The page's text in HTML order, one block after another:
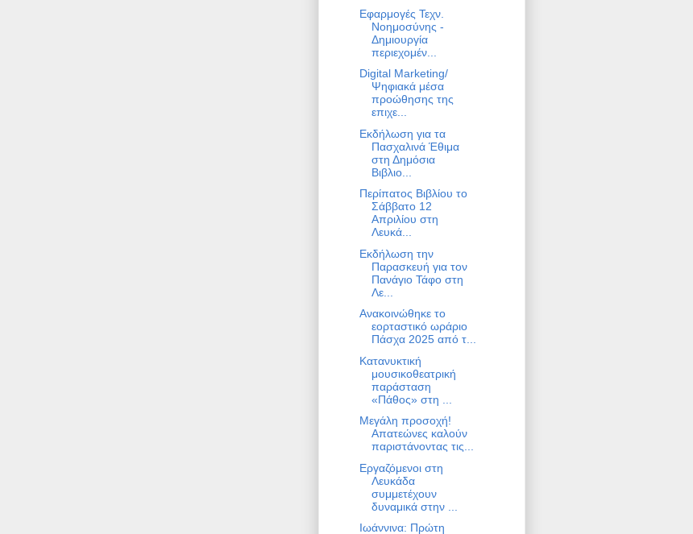
Εφαρμογές Τεχν.
Νοημοσύνης -
Δημιουργία
περιεχομέν...
Digital Marketing/
Ψηφιακά μέσα
προώθησης της
επιχε...
Εκδήλωση για τα
Πασχαλινά Έθιμα
στη Δημόσια
Βιβλιο...
Περίπατος Βιβλίου το
Σάββατο 12
Απριλίου στη
Λευκά...
Εκδήλωση την
Παρασκευή για τον
Πανάγιο Τάφο στη
Λε...
Ανακοινώθηκε το
εορταστικό ωράριο
Πάσχα 2025 από τ...
Κατανυκτική
μουσικοθεατρική
παράσταση
«Πάθος» στη ...
Μεγάλη προσοχή!
Απατεώνες καλούν
παριστάνοντας τις...
Εργαζόμενοι στη
Λευκάδα
συμμετέχουν
δυναμικά στην ...
Ιωάννινα: Πρώτη